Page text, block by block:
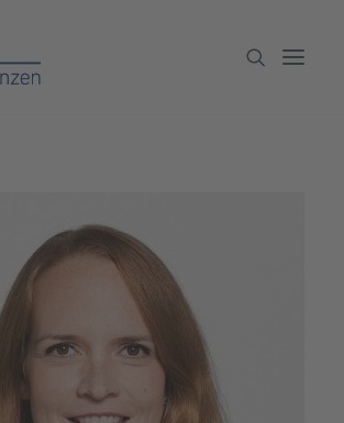
Newsletter